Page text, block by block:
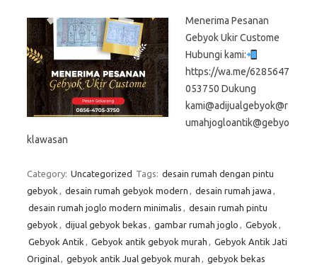
Menerima Pesanan
Gebyok Ukir Custome
Hubungi kami:
https://wa.me/6285647
053750 Dukung
kami@adijualgebyok@r
umahjogloantik@gebyo
klawasan
Category: Uncategorized Tags: desain rumah dengan pintu
gebyok , desain rumah gebyok modern , desain rumah jawa ,
desain rumah joglo modern minimalis , desain rumah pintu
gebyok , dijual gebyok bekas , gambar rumah joglo , Gebyok ,
Gebyok Antik , Gebyok antik gebyok murah , Gebyok Antik Jati
Original, gebyok antik Jual gebyok murah , gebyok bekas